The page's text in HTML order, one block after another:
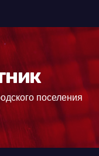
поселения